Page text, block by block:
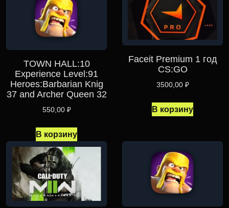
TOWN HALL:10
Experience Level:91
Heroes:Barbarian Knig
37 and Archer Queen 32
550,00 ₽
В корзину
Faceit Premium 1 год
CS:GO
3500,00 ₽
В корзину